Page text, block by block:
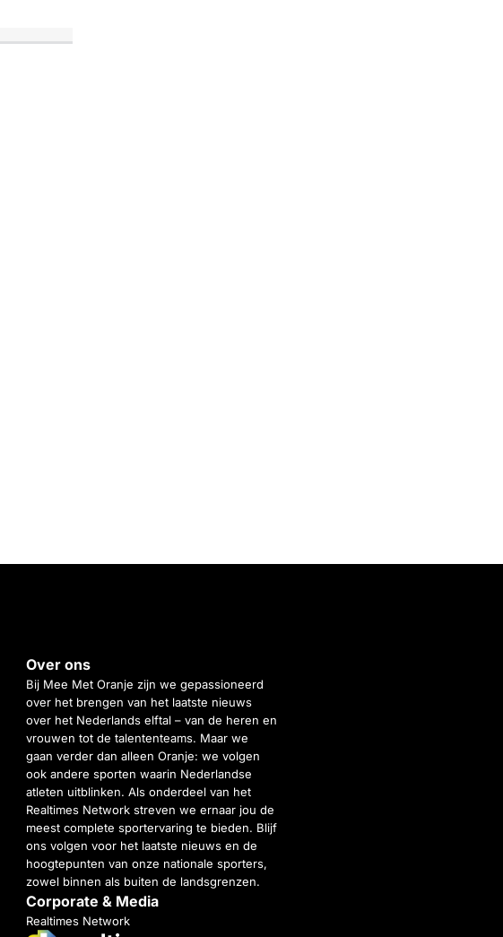
Over ons
Bij Mee Met Oranje zijn we gepassioneerd
over het brengen van het laatste nieuws
over het Nederlands elftal – van de heren en
vrouwen tot de talententeams. Maar we
gaan verder dan alleen Oranje: we volgen
ook andere sporten waarin Nederlandse
atleten uitblinken. Als onderdeel van het
Realtimes Network streven we ernaar jou de
meest complete sportervaring te bieden. Blijf
ons volgen voor het laatste nieuws en de
hoogtepunten van onze nationale sporters,
zowel binnen als buiten de landsgrenzen.
Corporate & Media
Realtimes Network